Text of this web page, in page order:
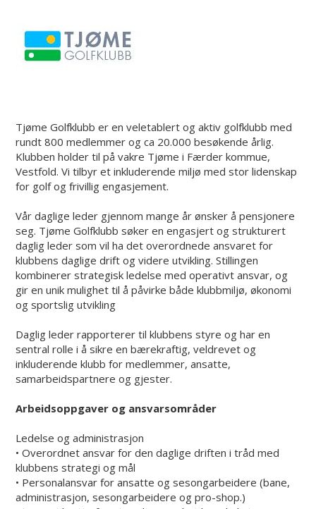
Tjøme Golfklubb er en veletablert og aktiv golfklubb med
rundt 800 medlemmer og ca 20.000 besøkende årlig.
Klubben holder til på vakre Tjøme i Færder kommue,
Vestfold. Vi tilbyr et inkluderende miljø med stor lidenskap
for golf og frivillig engasjement.
Vår daglige leder gjennom mange år ønsker å pensjonere
seg. Tjøme Golfklubb søker en engasjert og strukturert
daglig leder som vil ha det overordnede ansvaret for
klubbens daglige drift og videre utvikling. Stillingen
kombinerer strategisk ledelse med operativt ansvar, og
gir en unik mulighet til å påvirke både klubbmiljø, økonomi
og sportslig utvikling
Daglig leder rapporterer til klubbens styre og har en
sentral rolle i å sikre en bærekraftig, veldrevet og
inkluderende klubb for medlemmer, ansatte,
samarbeidspartnere og gjester.
Arbeidsoppgaver og ansvarsområder
Ledelse og administrasjon
• Overordnet ansvar for den daglige driften i tråd med
klubbens strategi og mål
• Personalansvar for ansatte og sesongarbeidere (bane,
administrasjon, sesongarbeidere og pro-shop.)